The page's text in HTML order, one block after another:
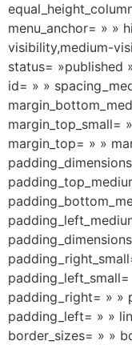
menu_anchor= » »
visibility,medium-
status= »published
id= » »
margin_top_small=
margin_top= » »
padding_right= » »
padding_left= » »
border_sizes= » »